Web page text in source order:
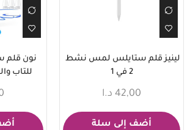
لينيز قلم ستايلس لمس نشط
2 في 1
42,00 د.ا
أضف إلى سلة
نون قلم
للتاب